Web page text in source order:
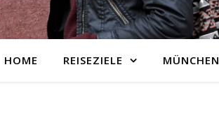
HOME REISEZIELE MÜNCHEN